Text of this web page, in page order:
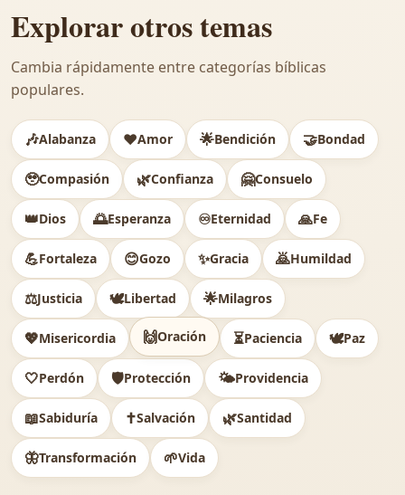
Explorar otros temas
Cambia rápidamente entre categorías bíblicas
populares.
🎶Alabanza ❤️Amor 🌟Bendición 🤝Bondad
🥹Compasión 🌿Confianza 🤗Consuelo
👑Dios 🌅Esperanza ♾️Eternidad 🙏Fe
💪Fortaleza 😊Gozo ✨Gracia 🙇Humildad
⚖️Justicia 🕊Libertad 🌟Milagros
💖Misericordia 🙌Oración ⏳Paciencia 🕊️Paz
🤍Perdón 🛡️Protección 🌤️Providencia
📖Sabiduría ✝️Salvación 🌿Santidad
🦋Transformación 🌱Vida